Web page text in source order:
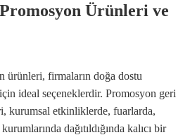
Ürünleri ve
ürünleri, firmaların doğa dostu
ideal seçeneklerdir. Promosyon geri
kurumsal etkinliklerde, fuarlarda,
dağıtıldığında kalıcı bir